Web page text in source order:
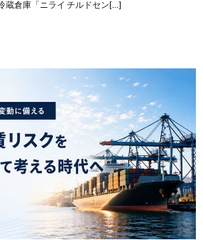
蔵倉庫「ニライ チルドセン[…]